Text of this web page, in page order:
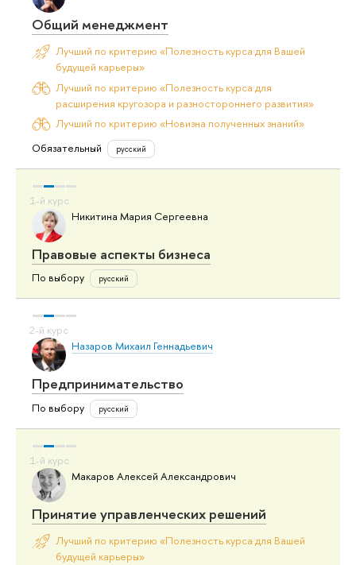
Общий менеджмент
Лучший по критерию «Полезность курса для Вашей
будущей карьеры»
Лучший по критерию «Полезность курса для
расширения кругозора и разностороннего развития»
Лучший по критерию «Новизна полученных знаний»
Обязательный
русский
Никитина Мария Сергеевна
Правовые аспекты бизнеса
По выбору русский
Назаров Михаил Геннадьевич
Предпринимательство
По выбору русский
Макаров Алексей Александрович
Принятие управленческих решений
Лучший по критерию «Полезность курса для Вашей
будущей карьеры»